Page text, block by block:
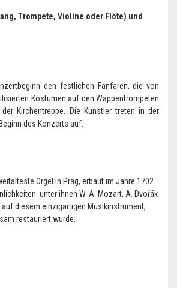
Trompete, Violine oder Flöte) und
den festlichen Fanfaren, die von
Kostümen auf den Wappentrompeten
Kirchentreppe. Die Künstler treten in der
des Konzerts auf.
Orgel in Prag, erbaut im Jahre 1702.
unter ihnen W. A. Mozart, A. Dvořák
diesem einzigartigen Musikinstrument,
restauriert wurde.